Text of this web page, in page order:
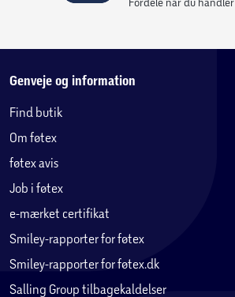
Genveje og information
Find butik
Om føtex
føtex avis
Job i føtex
e-mærket certifikat
Smiley-rapporter for føtex
Smiley-rapporter for føtex.dk
Salling Group tilbagekaldelser